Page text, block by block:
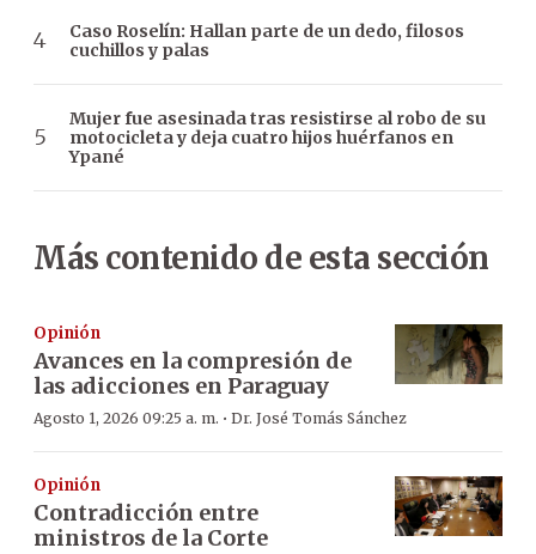
Caso Roselín: Hallan parte de un dedo, filosos
cuchillos y palas
Mujer fue asesinada tras resistirse al robo de su
motocicleta y deja cuatro hijos huérfanos en
Ypané
Más contenido de esta sección
Opinión
Avances en la compresión de
las adicciones en Paraguay
Agosto 1, 2026 09:25 a. m. · Dr. José Tomás Sánchez
Opinión
Contradicción entre
ministros de la Corte